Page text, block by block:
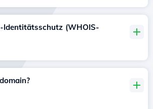
Identitätsschutz (WHOIS-